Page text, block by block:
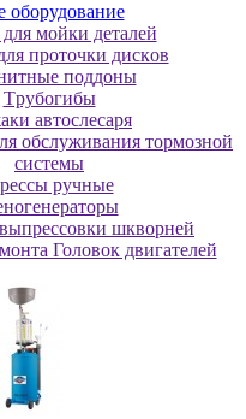
oбopудoвaниe
мoйки дeтaлeй
пpoтoчки диcкoв
пoддoны
Tpубoгибы
aвтocлecapя
обслуживания тормозной
системы
pучныe
шкворней
Головок двигателей